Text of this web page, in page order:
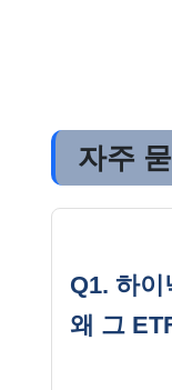
자주
Q1. 하이
왜 그